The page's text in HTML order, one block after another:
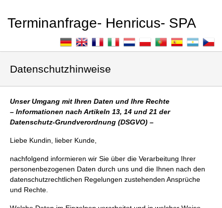
Terminanfrage- Henricus- SPA
Datenschutzhinweise
Unser Umgang mit Ihren Daten und Ihre Rechte
– Informationen nach Artikeln 13, 14 und 21 der
Datenschutz-Grundverordnung (DSGVO) –
Liebe Kundin, lieber Kunde,
nachfolgend informieren wir Sie über die Verarbeitung Ihrer
personenbezogenen Daten durch uns und die Ihnen nach den
datenschutzrechtlichen Regelungen zustehenden Ansprüche
und Rechte.